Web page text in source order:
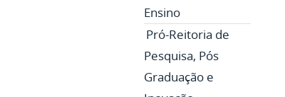
Ensino
Pró-Reitoria de
Pesquisa, Pós
Graduação e